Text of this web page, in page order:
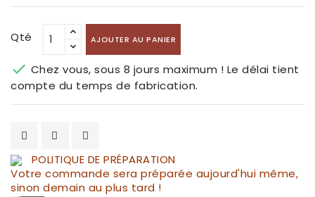
Qté AJOUTER AU PANIER
 Chez vous, sous 8 jours maximum ! Le délai tient
compte du temps de fabrication.
POLITIQUE DE PRÉPARATION
Votre commande sera préparée aujourd'hui même,
sinon demain au plus tard !